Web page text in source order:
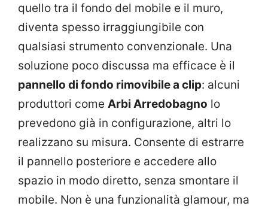
quello tra il fondo del mobile e il muro,
diventa spesso irraggiungibile con
qualsiasi strumento convenzionale. Una
soluzione poco discussa ma efficace è il
pannello di fondo rimovibile a clip: alcuni
produttori come Arbi Arredobagno lo
prevedono già in configurazione, altri lo
realizzano su misura. Consente di estrarre
il pannello posteriore e accedere allo
spazio in modo diretto, senza smontare il
mobile. Non è una funzionalità glamour, ma